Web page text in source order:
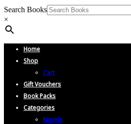
Search Books
×
Home
Shop
Cart
Gift Vouchers
Book Packs
Categories
Novels